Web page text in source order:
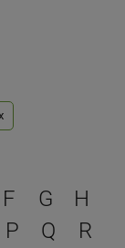
una letra
F G
H
P Q
R